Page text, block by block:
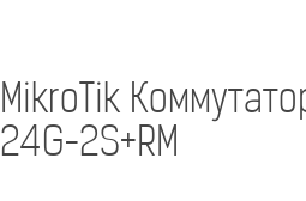
MikroTik
24G-2S+RM